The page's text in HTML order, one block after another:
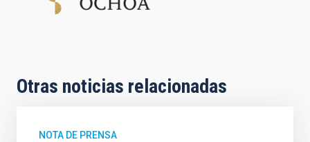
Otras noticias relacionadas
NOTA DE PRENSA